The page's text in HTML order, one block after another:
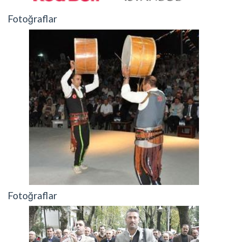
Fotoğraflar
Fotoğraflar